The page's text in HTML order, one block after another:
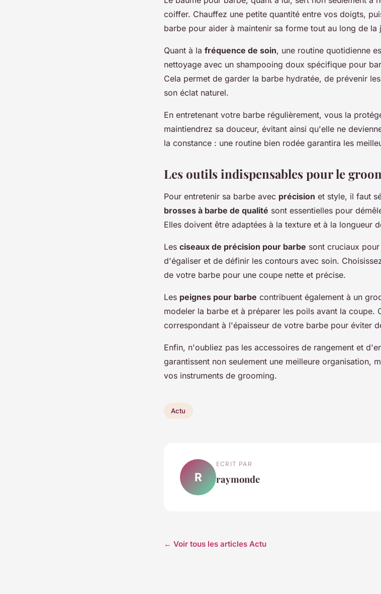
coiffer. Chauffez une petite quantité entre vos doigts,
barbe pour aider à maintenir sa forme tout au long de la
Quant à la fréquence de soin, une routine quotidienne
nettoyage avec un shampooing doux spécifique pour
Cela permet de garder la barbe hydratée, de prévenir
son éclat naturel.
En entretenant votre barbe régulièrement, vous la
maintiendrez sa douceur, évitant ainsi qu'elle ne
la constance : une routine bien rodée garantira les
Les outils indispensables pour le
Pour entretenir sa barbe avec précision et style, il faut
brosses à barbe de qualité sont essentielles pour
Elles doivent être adaptées à la texture et à la longueur
Les ciseaux de précision pour barbe sont cruciaux
d'égaliser et de définir les contours avec soin.
de votre barbe pour une coupe nette et précise.
Les peignes pour barbe contribuent également à un
modeler la barbe et à préparer les poils avant la coupe.
correspondant à l'épaisseur de votre barbe pour éviter
Enfin, n'oubliez pas les accessoires de rangement et
garantissent non seulement une meilleure organisation,
vos instruments de grooming.
Actu
R
ECRIT PAR
raymonde
← Voir tous les articles Actu